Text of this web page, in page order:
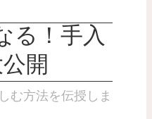
る！手入
開
む方法を伝授しま